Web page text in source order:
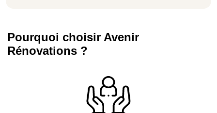
Pourquoi choisir Avenir
Rénovations ?